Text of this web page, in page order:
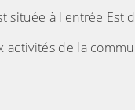
située à l'entrée Est
activités de la